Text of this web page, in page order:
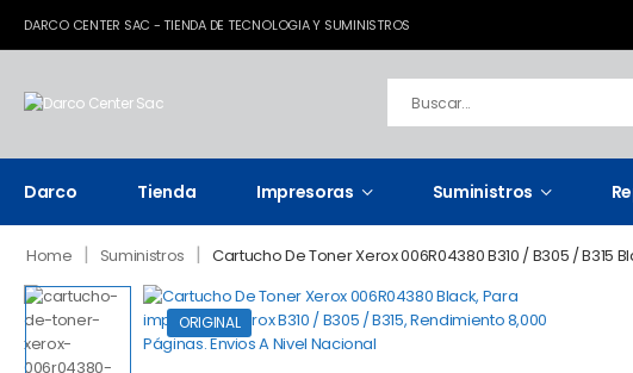
DARCO CENTER SAC - TIENDA DE TECNOLOGIA Y SUMINISTROS
Darco Tienda Impresoras Suministros
Home | Suministros | Cartucho De Toner Xerox 006R04380 B310 / B305 / B315
ORIGINAL